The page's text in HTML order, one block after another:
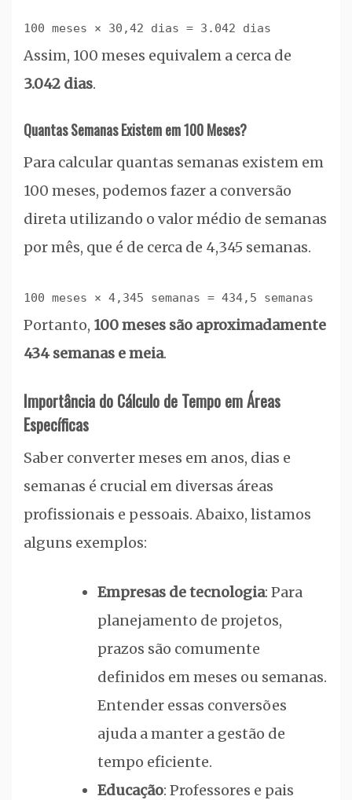
100 meses × 30,42 dias = 3.042 dias
Assim, 100 meses equivalem a cerca de
3.042 dias.
Quantas Semanas Existem em 100 Meses?
Para calcular quantas semanas existem em
100 meses, podemos fazer a conversão
direta utilizando o valor médio de semanas
por mês, que é de cerca de 4,345 semanas.
100 meses × 4,345 semanas = 434,5 semanas
Portanto, 100 meses são aproximadamente
434 semanas e meia.
Importância do Cálculo de Tempo em Áreas
Específicas
Saber converter meses em anos, dias e
semanas é crucial em diversas áreas
profissionais e pessoais. Abaixo, listamos
alguns exemplos:
Empresas de tecnologia: Para
planejamento de projetos,
prazos são comumente
definidos em meses ou semanas.
Entender essas conversões
ajuda a manter a gestão de
tempo eficiente.
Educação: Professores e pais